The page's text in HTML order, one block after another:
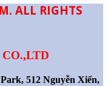
ALL RIGHTS
512 Nguyễn Xiển,